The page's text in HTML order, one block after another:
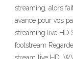
streaming, alors
avance pour vos
streaming live HD
footstream